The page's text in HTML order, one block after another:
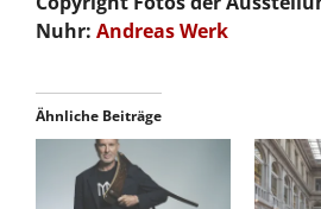
Nuhr: Andreas Werk
Ähnliche Beiträge